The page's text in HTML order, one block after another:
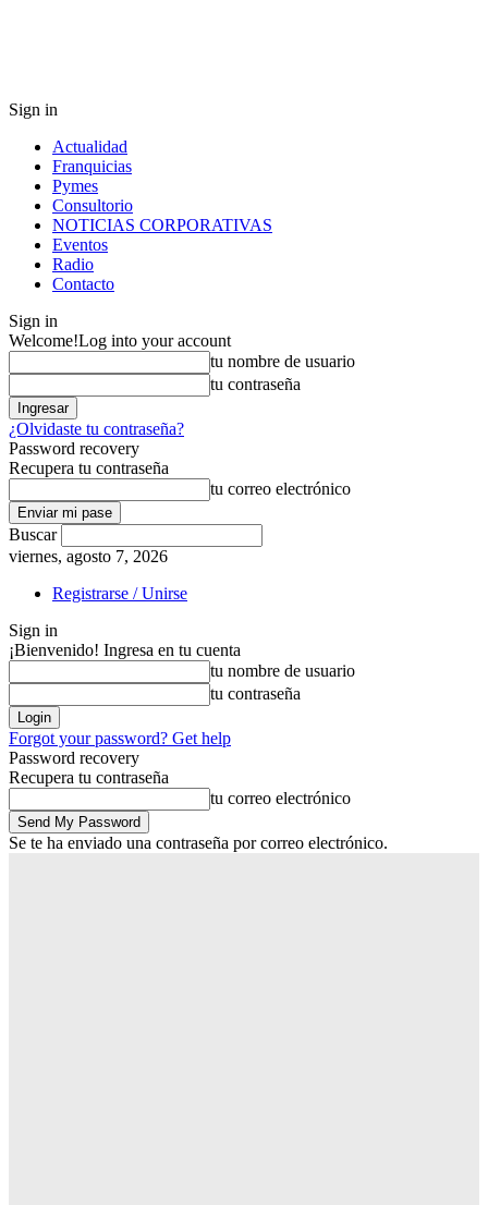
Sign in
Actualidad
Franquicias
Pymes
Consultorio
NOTICIAS CORPORATIVAS
Eventos
Radio
Contacto
Sign in
Welcome!Log into your account
tu nombre de usuario
tu contraseña
¿Olvidaste tu contraseña?
Password recovery
Recupera tu contraseña
tu correo electrónico
Buscar
viernes, agosto 7, 2026
Registrarse / Unirse
Sign in
¡Bienvenido! Ingresa en tu cuenta
tu nombre de usuario
tu contraseña
Forgot your password? Get help
Password recovery
Recupera tu contraseña
tu correo electrónico
Se te ha enviado una contraseña por correo electrónico.